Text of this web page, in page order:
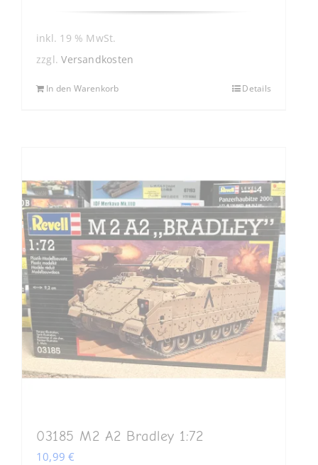
inkl. 19 % MwSt.
zzgl.Versandkosten
In den Warenkorb Details
03185 M2 A2 Bradley 1:72
10,99€